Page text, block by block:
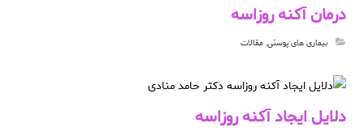
درمان آکنه روزاسه
بیماری های پوستی, مقالات
دلایل ایجاد آکنه روزاسه